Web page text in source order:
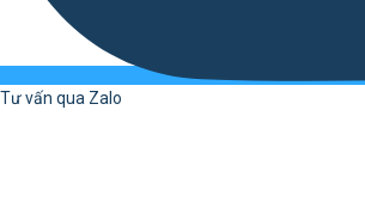
Tư vấn qua Zalo